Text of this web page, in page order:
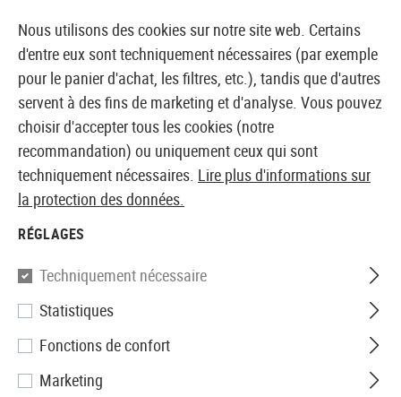
BOUTIQUE ET GROSSISTE EUROPÉEN AIRSOFT
Accueil Accessoires d'Airsoft Pièces et accéssoires
Madbull
RAS Fixed Rail
Nous utilisons des cookies sur notre site web. Certains
d'entre eux sont techniquement nécessaires (par exemple
pour le panier d'achat, les filtres, etc.), tandis que d'autres
servent à des fins de marketing et d'analyse. Vous pouvez
choisir d'accepter tous les cookies (notre
recommandation) ou uniquement ceux qui sont
techniquement nécessaires. Lire plus d'informations sur
la protection des données.
RÉGLAGES
Techniquement nécessaire
Statistiques
Fonctions de confort
Marketing